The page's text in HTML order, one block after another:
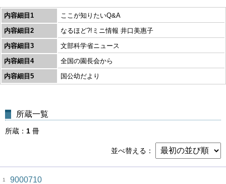
内容細目1
ここが知りたいQ&A
内容細目2
なるほど?!ミニ情報 井口美惠子
内容細目3
文部科学省ニュース
内容細目4
全国の園長会から
内容細目5
国公幼だより
所蔵一覧
所蔵 1 冊
並べ替える
1 9000710